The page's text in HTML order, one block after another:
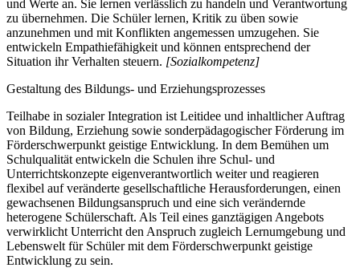
und Werte an. Sie lernen verlässlich zu handeln und Verantwortung
zu übernehmen. Die Schüler lernen, Kritik zu üben sowie
anzunehmen und mit Konflikten angemessen umzugehen. Sie
entwickeln Empathiefähigkeit und können entsprechend der
Situation ihr Verhalten steuern. [Sozialkompetenz]
Gestaltung des Bildungs- und Erziehungsprozesses
Teilhabe in sozialer Integration ist Leitidee und inhaltlicher Auftrag
von Bildung, Erziehung sowie sonderpädagogischer Förderung im
Förderschwerpunkt geistige Entwicklung. In dem Bemühen um
Schulqualität entwickeln die Schulen ihre Schul- und
Unterrichtskonzepte eigenverantwortlich weiter und reagieren
flexibel auf veränderte gesellschaftliche Herausforderungen, einen
gewachsenen Bildungsanspruch und eine sich verändernde
heterogene Schülerschaft. Als Teil eines ganztägigen Angebots
verwirklicht Unterricht den Anspruch zugleich Lernumgebung und
Lebenswelt für Schüler mit dem Förderschwerpunkt geistige
Entwicklung zu sein.